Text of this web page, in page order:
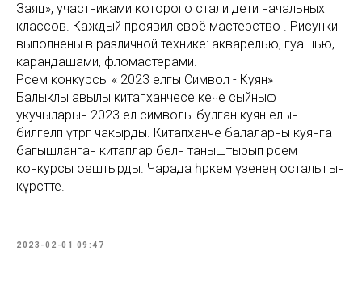
Заяц», участниками которого стали дети начальных
классов. Каждый проявил своё мастерство . Рисунки
выполнены в различной технике: акварелью, гуашью,
карандашами, фломастерами.
Рәсем конкурсы « 2023 елгы Символ - Куян»
Балыклы авылы китапханәчесе кече сыйныф
укучыларын 2023 ел символы булган куян елын
билгеләп үтәргә чакырды. Китапханәче балаларны куянга
багышланган китаплар белән таныштырып рәсем
конкурсы оештырды. Чарада һәркем үзенең осталыгын
күрсәтте.
2023-02-01 09:47